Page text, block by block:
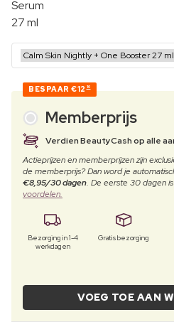
Serum
27 ml
BESPAAR €12 10
Memberprijs
Verdien BeautyCash op alle
Actieprijzen en memberprijzen zijn
de memberprijs? Dan word je
€8,95/30 dagen. De eerste 30 dagen is
voordelen.
Bezorging in 1-4
werkdagen
Gratis bezorging
VOEG TOE AAN